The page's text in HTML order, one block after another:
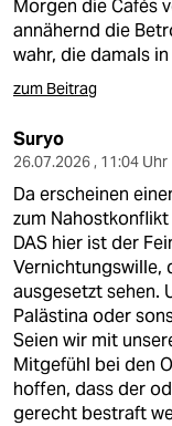
Morgen die Cafés
annähernd die
wahr, die damals
zum Beitrag
Suryo
26.07.2026 , 11:04 Uhr
Da erscheinen
zum
DAS hier ist der
Vernichtungswille,
ausgesetzt sehen.
Palästina oder
Seien wir mit
Mitgefühl bei den
hoffen, dass der
gerecht bestraft